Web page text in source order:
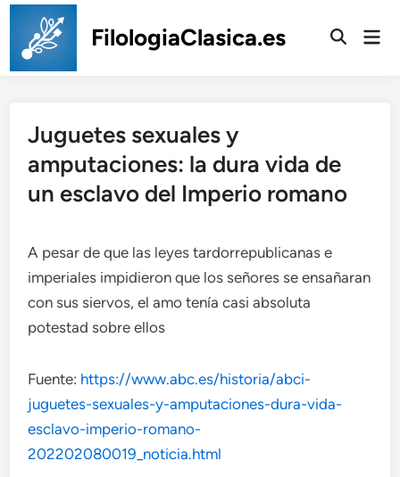
Saltar
contenido
FilologiaClasica.es
Juguetes sexuales y
amputaciones: la dura vida de
un esclavo del Imperio romano
A pesar de que las leyes tardorrepublicanas e
imperiales impidieron que los señores se ensañaran
con sus siervos, el amo tenía casi absoluta
potestad sobre ellos
Fuente: https://www.abc.es/historia/abci-
juguetes-sexuales-y-amputaciones-dura-vida-
esclavo-imperio-romano-
202202080019_noticia.html